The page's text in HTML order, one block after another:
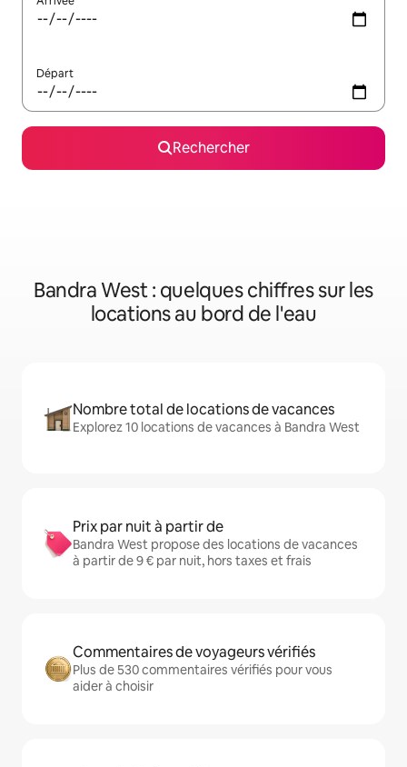
Départ
Rechercher
Bandra West : quelques chiffres sur les
locations au bord de l'eau
Nombre total de locations de vacances
Explorez 10 locations de vacances à Bandra West
Prix par nuit à partir de
Bandra West propose des locations de vacances
à partir de 9 € par nuit, hors taxes et frais
Commentaires de voyageurs vérifiés
Plus de 530 commentaires vérifiés pour vous
aider à choisir